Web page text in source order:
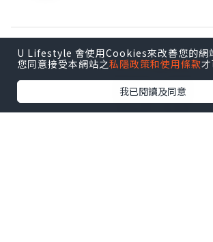
U Lifestyle 會使用Cookies來改善您的網
您同意接受本網站之私隱政策和使用條款
我已閱讀及同意